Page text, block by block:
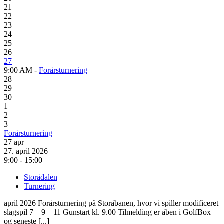
21
22
23
24
25
26
27
9:00 AM - Forårsturnering
28
29
30
1
2
3
Forårsturnering
27 apr
27. april 2026
9:00 - 15:00
Storådalen
Turnering
april 2026 Forårsturnering på Storåbanen, hvor vi spiller modificeret
slagspil 7 – 9 – 11 Gunstart kl. 9.00 Tilmelding er åben i GolfBox
og seneste [...]